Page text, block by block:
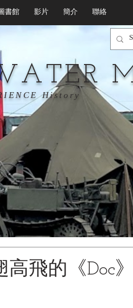
書館 影片 簡介 聯絡
History
飛的《Doc